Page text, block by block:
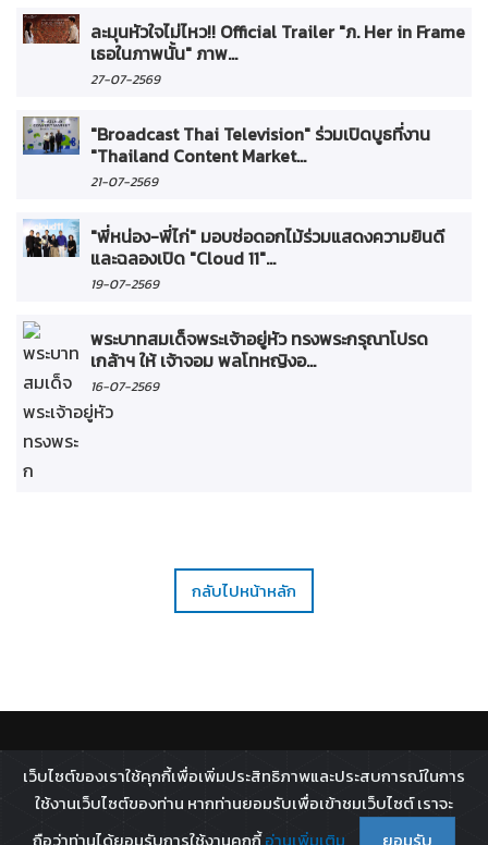
ละมุนหัวใจไม่ไหว!! Official Trailer "ภ. Her in Frame
เธอในภาพนั้น" ภาพ...
27-07-2569
"Broadcast Thai Television" ร่วมเปิดบูธที่งาน
"Thailand Content Market...
21-07-2569
"พี่หน่อง-พี่ไก่" มอบช่อดอกไม้ร่วมแสดงความยินดี
และฉลองเปิด "Cloud 11"...
19-07-2569
พระบาทสมเด็จพระเจ้าอยู่หัว ทรงพระกรุณาโปรด
เกล้าฯ ให้ เจ้าจอม พลโทหญิงอ...
16-07-2569
กลับไปหน้าหลัก
All rights reserved - 2026 ©
Broadcast Thai Television
เว็บไซต์ของเราใช้คุกกี้เพื่อเพิ่มประสิทธิภาพและประสบการณ์ในการ
ใช้งานเว็บไซต์ของท่าน หากท่านยอมรับเพื่อเข้าชมเว็บไซต์ เราจะ